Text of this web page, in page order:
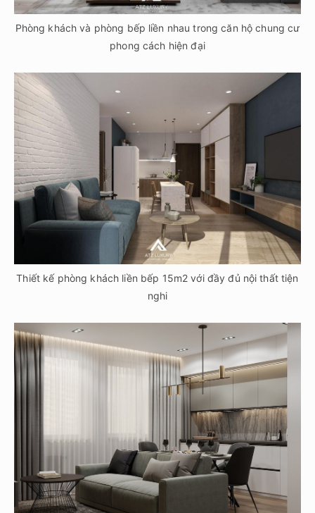
Phòng khách và phòng bếp liền nhau trong căn hộ chung cư
phong cách hiện đại
Thiết kế phòng khách liền bếp 15m2 với đầy đủ nội thất tiện
nghi